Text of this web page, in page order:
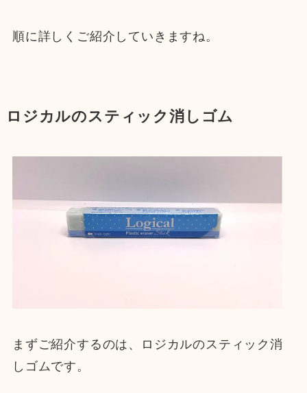
順に詳しくご紹介していきますね。
ロジカルのスティック消しゴム
まずご紹介するのは、ロジカルのスティック消
しゴムです。